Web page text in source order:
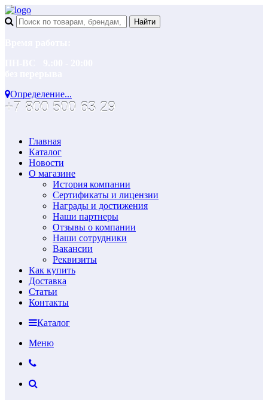
Определение...
+7 800 500 63 29
Главная
Каталог
Новости
О магазине
История компании
Сертификаты и лицензии
Награды и достижения
Наши партнеры
Отзывы о компании
Наши сотрудники
Вакансии
Реквизиты
Как купить
Доставка
Статьи
Контакты
Каталог
Меню